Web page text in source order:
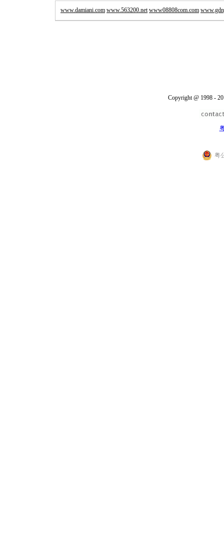
www.damiani.com www.563200.net www08808com.com
Copyright @ 1998 -
粤